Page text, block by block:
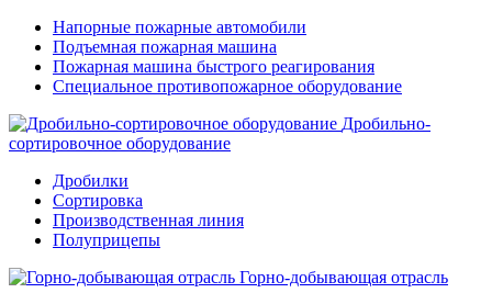
Напорные пожарные автомобили
Подъемная пожарная машина
Пожарная машина быстрого реагирования
Специальное противопожарное оборудование
Дробильно-
сортировочное оборудование
Дробилки
Сортировка
Производственная линия
Полуприцепы
Горно-добывающая отрасль